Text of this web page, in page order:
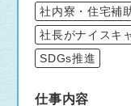
社内寮・住宅補
社長がナイスキ
SDGs推進
仕事内容